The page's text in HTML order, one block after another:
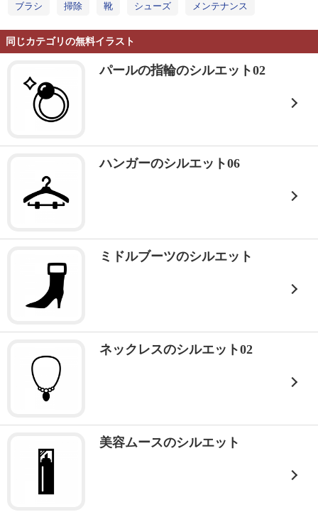
ブラシ 掃除 靴 シューズ メンテナンス
同じカテゴリの無料イラスト
パールの指輪のシルエット02
ハンガーのシルエット06
ミドルブーツのシルエット
ネックレスのシルエット02
美容ムースのシルエット